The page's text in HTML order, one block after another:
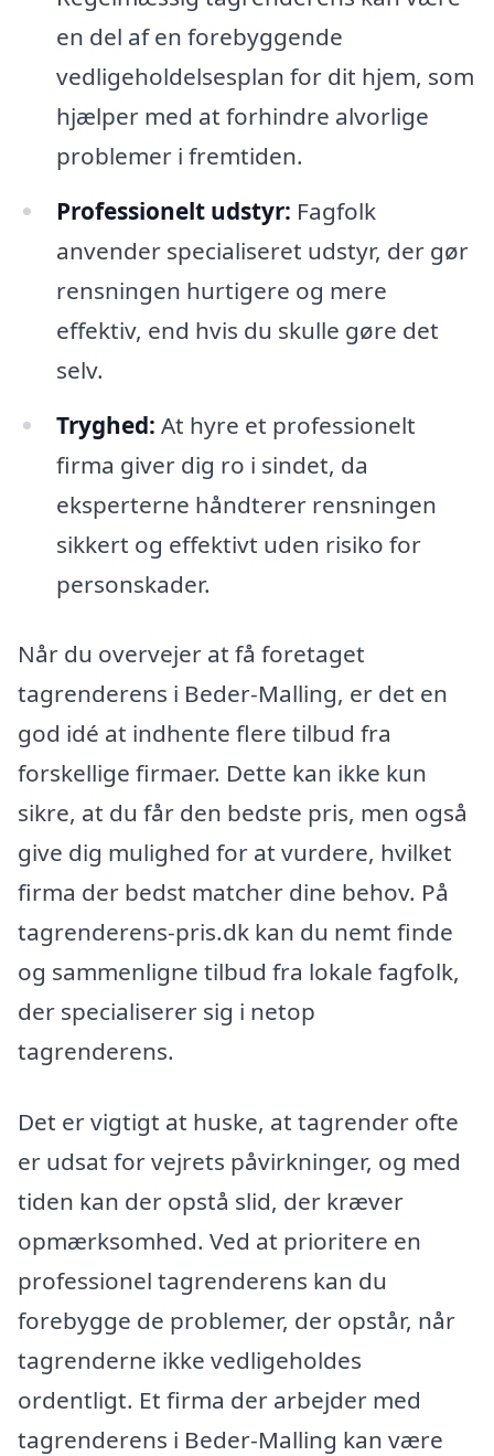
en del af en forebyggende
vedligeholdelsesplan for dit hjem, som
hjælper med at forhindre alvorlige
problemer i fremtiden.
Professionelt udstyr: Fagfolk
anvender specialiseret udstyr, der gør
rensningen hurtigere og mere
effektiv, end hvis du skulle gøre det
selv.
Tryghed: At hyre et professionelt
firma giver dig ro i sindet, da
eksperterne håndterer rensningen
sikkert og effektivt uden risiko for
personskader.
Når du overvejer at få foretaget
tagrenderens i Beder-Malling, er det en
god idé at indhente flere tilbud fra
forskellige firmaer. Dette kan ikke kun
sikre, at du får den bedste pris, men også
give dig mulighed for at vurdere, hvilket
firma der bedst matcher dine behov. På
tagrenderens-pris.dk kan du nemt finde
og sammenligne tilbud fra lokale fagfolk,
der specialiserer sig i netop
tagrenderens.
Det er vigtigt at huske, at tagrender ofte
er udsat for vejrets påvirkninger, og med
tiden kan der opstå slid, der kræver
opmærksomhed. Ved at prioritere en
professionel tagrenderens kan du
forebygge de problemer, der opstår, når
tagrenderne ikke vedligeholdes
ordentligt. Et firma der arbejder med
tagrenderens i Beder-Malling kan være